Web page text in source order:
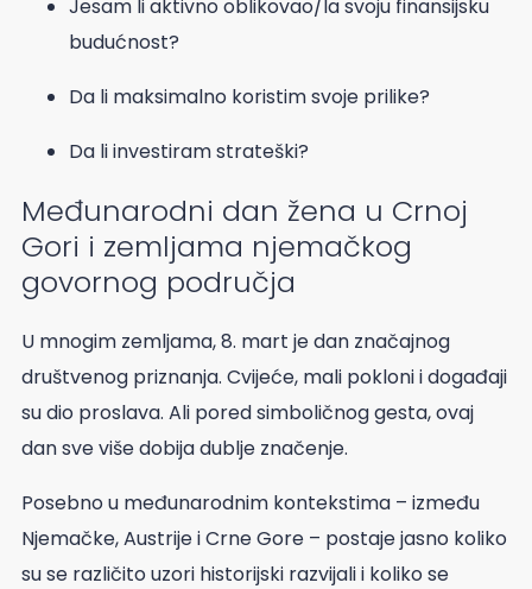
Jesam li aktivno oblikovao/la svoju finansijsku
budućnost?
Da li maksimalno koristim svoje prilike?
Da li investiram strateški?
Međunarodni dan žena u Crnoj
Gori i zemljama njemačkog
govornog područja
U mnogim zemljama, 8. mart je dan značajnog
društvenog priznanja. Cvijeće, mali pokloni i događaji
su dio proslava. Ali pored simboličnog gesta, ovaj
dan sve više dobija dublje značenje.
Posebno u međunarodnim kontekstima – između
Njemačke, Austrije i Crne Gore – postaje jasno koliko
su se različito uzori historijski razvijali i koliko se